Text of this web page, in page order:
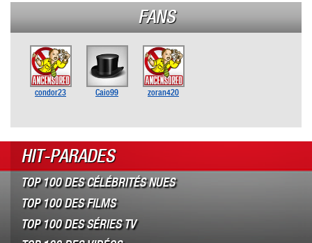
FANS
condor23 Caio99 zoran420
HIT-PARADES
TOP 100 DES CÉLÉBRITÉS NUES
TOP 100 DES FILMS
TOP 100 DES SÉRIES TV